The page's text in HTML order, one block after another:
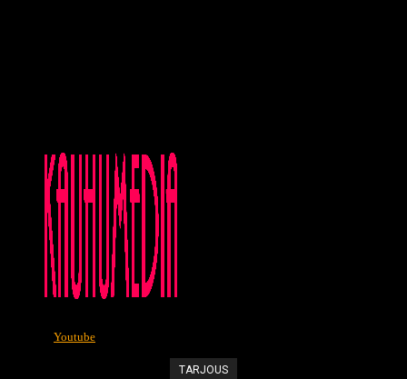
Youtube
TARJOUS